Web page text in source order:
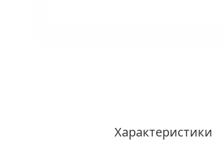
Характеристики